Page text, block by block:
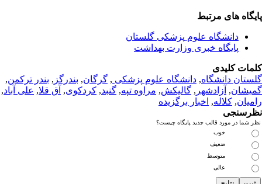
های مرتبط
دانشگاه علوم پزشکی گلستان
پایگاه خبری وزارت بهداشت
کلیدی
دانشگاه,دانشگاه علوم پزشکی , گرگان,بندرگز, بندر ترکمن,
,آزادشهر, گالیکش, مراوه تپه,گنبد,کردکوی,آق قلا,علی آباد,
,کلاله,اخبار برگزیده
شما در مورد قالب جدید پایگاه چیست؟
خوب
ضعیف
متوسط
عالی